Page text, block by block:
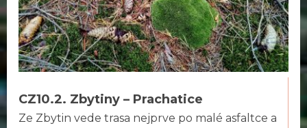
CZ10.2. Zbytiny – Prachatice
Ze Zbytin vede trasa nejprve po malé asfaltce a